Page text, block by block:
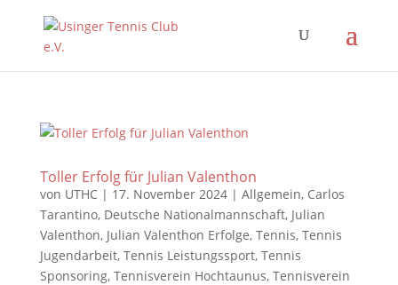
Toller Erfolg für Julian Valenthon
von UTHC| 17. November 2024| Allgemein, Carlos
Tarantino, Deutsche Nationalmannschaft, Julian
Valenthon, Julian Valenthon Erfolge, Tennis, Tennis
Jugendarbeit, Tennis Leistungssport, Tennis
Sponsoring, Tennisverein Hochtaunus, Tennisverein